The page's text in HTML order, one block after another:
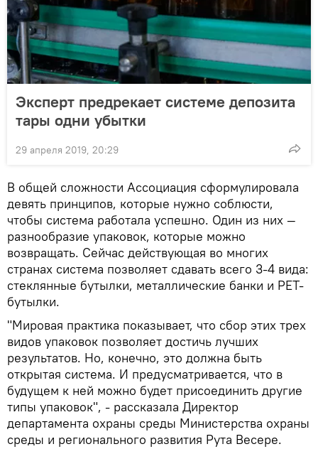
Эксперт предрекает системе депозита
тары одни убытки
29 апреля 2019, 20:29
В общей сложности Ассоциация сформулировала
девять принципов, которые нужно соблюсти,
чтобы система работала успешно. Один из них —
разнообразие упаковок, которые можно
возвращать. Сейчас действующая во многих
странах система позволяет сдавать всего 3-4 вида:
стеклянные бутылки, металлические банки и PET-
бутылки.
"Мировая практика показывает, что сбор этих трех
видов упаковок позволяет достичь лучших
результатов. Но, конечно, это должна быть
открытая система. И предусматривается, что в
будущем к ней можно будет присоединить другие
типы упаковок", - рассказала Директор
департамента охраны среды Министерства охраны
среды и регионального развития Рута Весере.